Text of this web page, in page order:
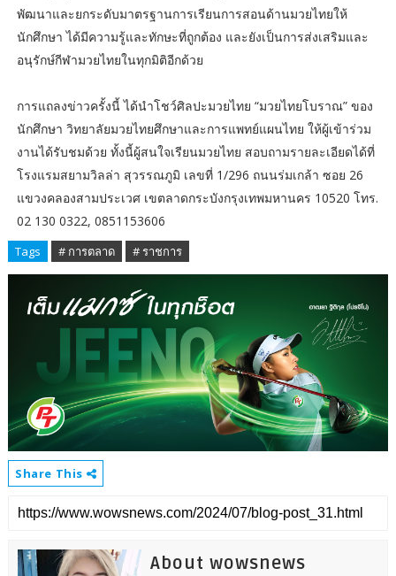
พัฒนาและยกระดับมาตรฐานการเรียนการสอนด้านมวยไทยให้
นักศึกษา ได้มีความรู้และทักษะที่ถูกต้อง และยังเป็นการส่งเสริมและ
อนุรักษ์กีฬามวยไทยในทุกมิติอีกด้วย
การแถลงข่าวครั้งนี้ ได้นำโชว์ศิลปะมวยไทย “มวยไทยโบราณ” ของ
นักศึกษา วิทยาลัยมวยไทยศึกษาและการแพทย์แผนไทย ให้ผู้เข้าร่วม
งานได้รับชมด้วย ทั้งนี้ผู้สนใจเรียนมวยไทย สอบถามรายละเอียดได้ที่
โรงแรมสยามวิลล่า สุวรรณภูมิ เลขที่ 1/296 ถนนร่มเกล้า ซอย 26
แขวงคลองสามประเวศ เขตลาดกระบังกรุงเทพมหานคร 10520 โทร.
02 130 0322, 0851153606
Tags # การตลาด # ราชการ
Share This
About wowsnews